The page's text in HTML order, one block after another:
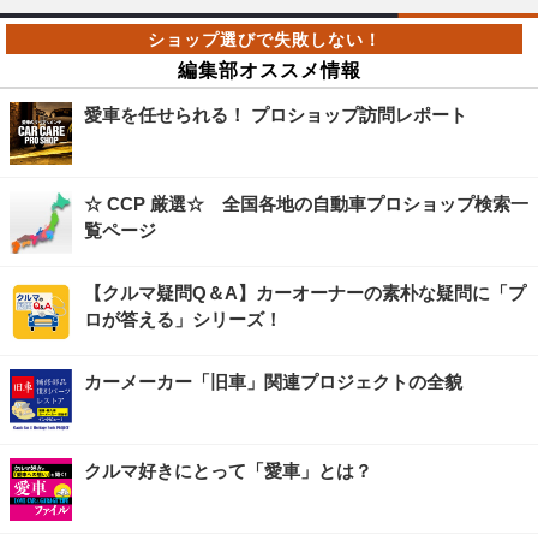
編集部オススメ情報
愛車を任せられる！ プロショップ訪問レポート
☆ CCP 厳選☆ 全国各地の自動車プロショップ検索一
覧ページ
【クルマ疑問Q＆A】カーオーナーの素朴な疑問に「プ
ロが答える」シリーズ！
カーメーカー「旧車」関連プロジェクトの全貌
クルマ好きにとって「愛車」とは？